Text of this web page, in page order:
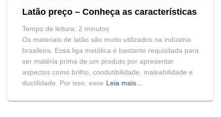
Latão preço – Conheça as características
Tempo de leitura: 2 minutos
Os materiais de latão são muito utilizados na indústria
brasileira. Essa liga metálica é bastante requisitada para
ser matéria prima de um produto por apresentar
aspectos como brilho, condutibilidade, maleabilidade e
ductilidade. Por isso, esse Leia mais…